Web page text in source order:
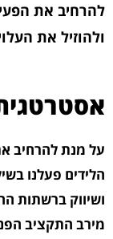
להרחיב את
ולהוזיל את
על מנת להרחיב
הלידים פעלנו
ושיווק ברשתות
מירב התקציב